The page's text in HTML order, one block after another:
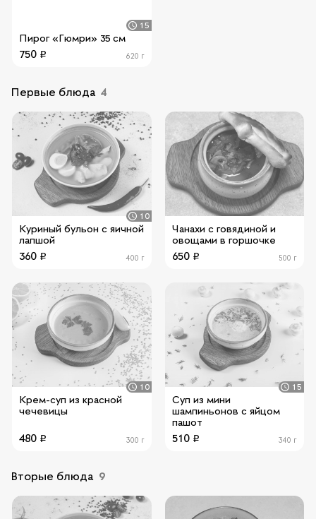
15
Пирог «Гюмри» 35 см
750 620 г
Первые блюда 4
10
Куриный бульон с яичной
лапшой
360 400 г
Чанахи с говядиной и
овощами в горшочке
650 500 г
10
Крем-суп из красной
чечевицы
480 300 г
15
Суп из мини
шампиньонов с яйцом
пашот
510 340 г
Вторые блюда 9